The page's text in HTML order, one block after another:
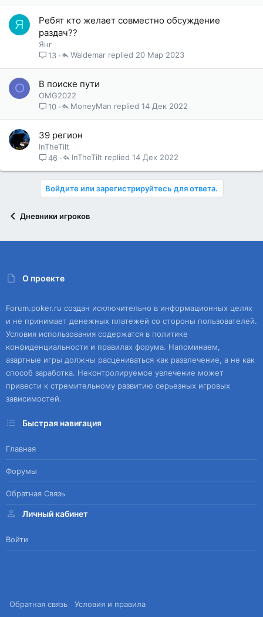
Я
Ребят кто желает совместно обсуждение
раздач??
Янг
13
20 Мар 2023
Waldemar
O В поиске пути
OMG2022
10
14 Дек 2022
MoneyMan
39 регион
InTheTilt
46
14 Дек 2022
InTheTilt
Войдите или зарегистрируйтесь для ответа.
Дневники игроков
О проекте
Forum.poker.ru создан исключительно в информационных целях
и не принимает денежных платежей со стороны пользователей.
Условия использования содержатся в политике
конфиденциальности и правилах форума. Напоминаем,
азартные игры должны расцениваться как развлечение, а не как
способ заработка. Неконтролируемое увлечение может
привести к стремительному развитию серьезных игровых
зависимостей.
Быстрая навигация
Главная
Форумы
Обратная Связь
Личный кабинет
Войти
Обратная связь Условия и правила